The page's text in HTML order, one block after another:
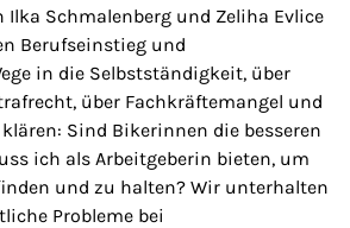
Schmalenberg und Zeliha Evlice
Berufseinstieg und
in die Selbstständigkeit, über
über Fachkräftemangel und
Sind Bikerinnen die besseren
ich als Arbeitgeberin bieten, um
und zu halten? Wir unterhalten
Probleme bei